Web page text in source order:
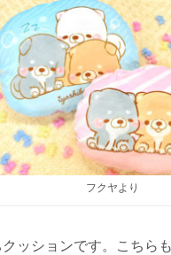
フクヤより
ッションです。こちら